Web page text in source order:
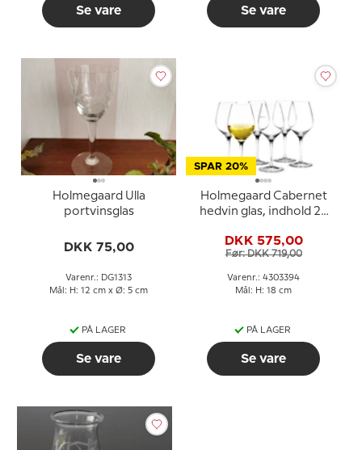
Se vare Se vare
Holmegaard Ulla
portvinsglas
DKK 75,00
Varenr.: DG1313
Mål: H: 12 cm x Ø: 5 cm
PÅ LAGER
Se vare
SPAR 20%
Holmegaard Cabernet
hedvin glas, indhold 28
DKK 575,00
Før: DKK 719,00
Varenr.: 4303394
Mål: H: 18 cm
PÅ LAGER
Se vare